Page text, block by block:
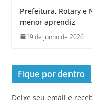
Prefeitura, Rotary e
menor aprendiz
19 de junho de 2026
Fique por dentro
Deixe seu email e